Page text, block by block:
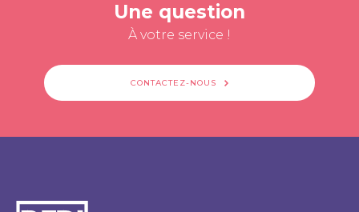
Une question
À votre service !
CONTACTEZ-NOUS